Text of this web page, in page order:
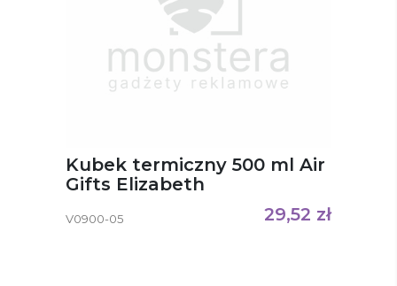
Kubek termiczny 500 ml Air
Gifts Elizabeth
V0900-05 29,52 zł